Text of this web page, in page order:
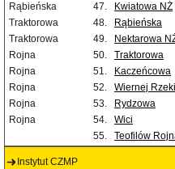
Rąbieńska
47. Kwiatowa NŻ
Traktorowa
48. Rąbieńska
Traktorowa
49. Nektarowa
Rojna
50. Traktorowa
Rojna
51. Kaczeńcowa
Rojna
52. Wiernej Rzeki
Rojna
53. Rydzowa
Rojna
54. Wici
55.
Teofilów
Instytut CZMP